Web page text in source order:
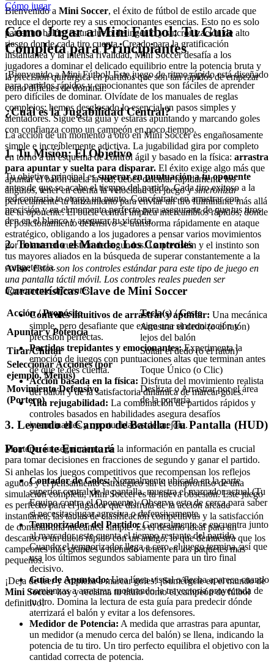
Bienvenido a Mini Soccer, el éxito de fútbol de estilo arcade que
reduce el deporte rey a sus emocionantes esencias. Esto no es solo
patear un balón; es un duelo de ingenio y sincronización de alto
riesgo donde cada tiro cuenta. Creado para la gratificación
instantánea y la intensa rivalidad, Mini Soccer desafía a los
jugadores a dominar el delicado equilibrio entre la potencia bruta y
la precisión quirúrgica en partidos que son tan rápidos de empezar
como difíciles de dominar.
¿Cuál es la Jugabilidad Central?
La acción de un momento a otro en Mini Soccer es engañosamente
simple e increíblemente adictiva. La jugabilidad gira por completo
en torno a un esquema de control ágil y basado en la física: arrastra
para apuntar y suelta para disparar. El éxito exige algo más que
apuntar el balón hacia la red; debes calcular rápidamente los
ángulos, tener en cuenta la velocidad del juego ysincronizar
perfectamente tu lanzamiento para enviar un tiro fulminante más allá
de tu oponente. El bucle central implica intercambios rápidos, donde
el posicionamiento defensivo se transforma rápidamente en ataque
estratégico, obligando a los jugadores a pensar varios movimientos
por delante en cuestión de segundos. La precisión y el instinto son
tus mayores aliados en la búsqueda de superar constantemente a la
competencia.
Características Clave de Mini Soccer
Controles intuitivos de arrastrar y apuntar: Una mecánica
simple, pero desafiante que exige una sincronización y
precisión perfectas.
Partidos trepidantes y emocionantes:Experimenta la
emoción de juegos con puntuaciones altas que terminan antes
de que te des cuenta.
Acción basada en la física: Disfruta del movimiento realista
del balón y de la satisfactoria dinámica de marcar goles.
Alta rejugabilidad: La combinación de partidos rápidos y
controles basados en habilidades asegura desafíos
interminables y oportunidades de mejora.
Por Qué te Encantará
Si anhelas los juegos competitivos que recompensan los reflejos
agudos y el pensamiento estratégico sin el compromiso de una
simulación completa, Mini Soccer es tu nueva obsesión. Este juego
es perfecto para el jugador que disfruta de la acción arcade
instantánea, las tablas de clasificación competitivas y la satisfacción
de dominar una mecánica simple. Es el desafío ideal para un
descanso o un duelo rápido con un amigo, lo que demuestra que los
campeones más grandes a menudo vienen en los paquetes más
pequeños.
¡Deja de leer y empieza a marcar goles! ¡Sumérgete en el mundo de
Mini Soccerhoy y reclama tu título como el campeón de fútbol
definitivo!
Cómo jugar
Cómo Jugar a Mini Fútbol: Tu Guía
Completa para Principiantes
¡Bienvenido a Mini Fútbol! Este juego de ritmo rápido está diseñado
para partidos rápidos y emocionantes que son fáciles de aprender
pero difíciles de dominar. Olvídate de los manuales de reglas
complejos: hemos desglosado lo esencial en pasos simples y
alentadores. Sigue esta guía y estarás apuntando y marcando goles
con confianza como un campeón en poco tiempo.
1. Tu Misión: El Objetivo
Tu objetivo principal essuperar en puntuación a tu oponente
antes de que se acabe el tiempo del partido. Cada tiro exitoso a la
red contraria te otorga un punto. Concéntrate en arrastrar con
precisión y en el momento perfecto para asegurarte de que tus tiros
den en el blanco y asegurar tu victoria.
2. Tomando el Mando: Los Controles
Aviso: Estos son los controles estándar para este tipo de juego en
una pantalla táctil móvil. Los controles reales pueden ser
ligeramente diferentes.
Acción / Propósito
Tecla(s) / Gesto
Apuntar y Potencia
Arrastrar el dedo (o el ratón)
lejos del balón
Tirar/Chutar
Soltar el dedo (o el ratón)
Seleccionar Acciones (por
ejemplo, Menús)
Toque Único (o Clic)
Movimiento Defensivo
(Portero)
Deslizar o Arrastrar por el área
de la portería
3. Leyendo el Campo de Batalla: Tu Pantalla (HUD)
Mantener un seguimiento de la información en pantalla es crucial
para tomar decisiones en fracciones de segundo y ganar el partido.
Contador de Goles:Normalmente ubicado en la parte
superior central de la pantalla, muestra el marcador actual (Tu
Equipo contra el Oponente). Observa esto de cerca para saber
si necesitas jugar agresiva o defensivamente.
Temporizador del Partido:Generalmente se encuentra junto
al marcador, este cuenta el tiempo restante del partido.
Cuando el temporizador llega a cero, el juego termina, así que
usa los últimos segundos sabiamente para un tiro final
decisivo.
Guía de Apuntado:Una línea visual o flecha aparece cuando
comienzas a arrastrar, mostrando la trayectoria proyectada de
tu tiro. Domina la lectura de esta guía para predecir dónde
aterrizará el balón y evitar a los defensores.
Medidor de Potencia: A medida que arrastras para apuntar,
un medidor (a menudo cerca del balón) se llena, indicando la
potencia de tu tiro. Un tiro perfecto equilibra el objetivo con la
cantidad correcta de potencia.